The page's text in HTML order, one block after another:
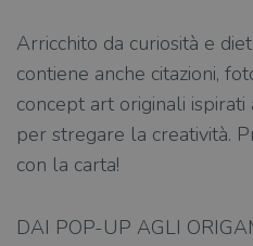
Arricchito da curiosità e
contiene anche citazioni,
concept art originali
per stregare la creatività.
con la carta!
DAI POP-UP AGLI